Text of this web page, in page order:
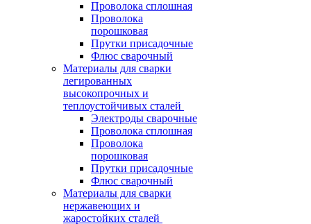
Проволока сплошная
Проволока
порошковая
Прутки присадочные
Флюс сварочный
Материалы для сварки
легированных
высокопрочных и
теплоустойчивых сталей
Электроды сварочные
Проволока сплошная
Проволока
порошковая
Прутки присадочные
Флюс сварочный
Материалы для сварки
нержавеющих и
жаростойких сталей